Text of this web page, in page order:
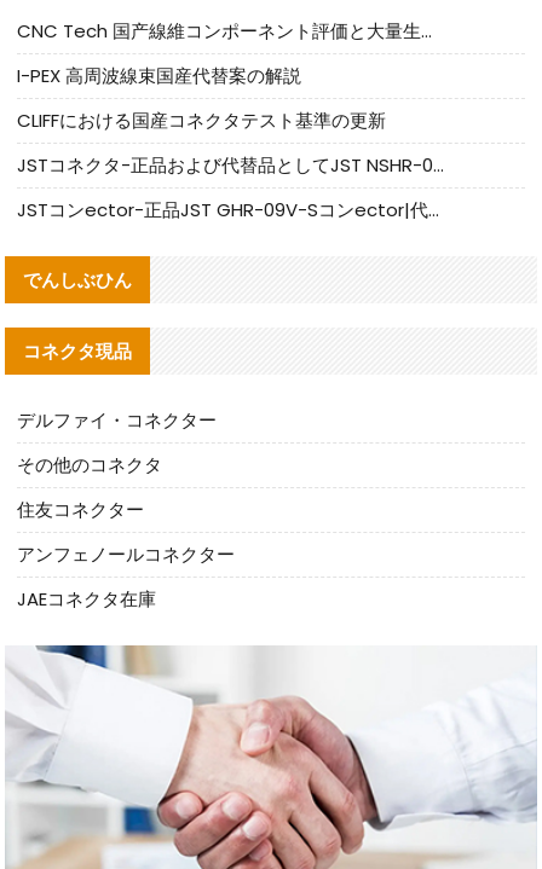
CNC Tech 国产線維コンポーネント評価と大量生産適合ガイド
I-PEX 高周波線束国産代替案の解説
CLIFFにおける国産コネクタテスト基準の更新
JSTコネクタ-正品および代替品としてJST NSHR-02V-Sコネクタを提供します
JSTコンector-正品JST GHR-09V-Sコンector|代替品提供
でんしぶひん
コネクタ現品
デルファイ・コネクター
その他のコネクタ
住友コネクター
アンフェノールコネクター
JAEコネクタ在庫